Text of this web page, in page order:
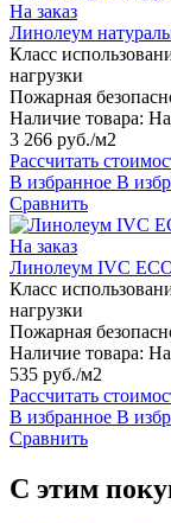
На заказ
Линолеум
Класс
нагрузки
Пожарная
Наличие товара: На
3 266 руб./м2
Рассчитать
В избранное В
Сравнить
На заказ
Линолеум IVC
Класс
нагрузки
Пожарная
Наличие товара: На
535 руб./м2
Рассчитать
В избранное В
Сравнить
С этим